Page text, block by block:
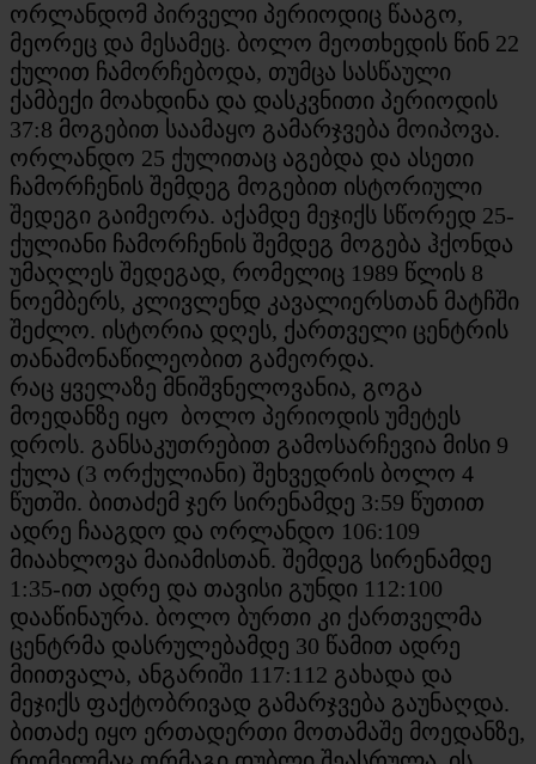
ორლანდომ პირველი პერიოდიც წააგო,
მეორეც და მესამეც. ბოლო მეოთხედის წინ 22
ქულით ჩამორჩებოდა, თუმცა სასწაული
ქამბექი მოახდინა და დასკვნითი პერიოდის
37:8 მოგებით საამაყო გამარჯვება მოიპოვა.
ორლანდო 25 ქულითაც აგებდა და ასეთი
ჩამორჩენის შემდეგ მოგებით ისტორიული
შედეგი გაიმეორა. აქამდე მეჯიქს სწორედ 25-
ქულიანი ჩამორჩენის შემდეგ მოგება ჰქონდა
უმაღლეს შედეგად, რომელიც 1989 წლის 8
ნოემბერს, კლივლენდ კავალიერსთან მატჩში
შეძლო. ისტორია დღეს, ქართველი ცენტრის
თანამონაწილეობით გამეორდა.
რაც ყველაზე მნიშვნელოვანია, გოგა
მოედანზე იყო ბოლო პერიოდის უმეტეს
დროს. განსაკუთრებით გამოსარჩევია მისი 9
ქულა (3 ორქულიანი) შეხვედრის ბოლო 4
წუთში. ბითაძემ ჯერ სირენამდე 3:59 წუთით
ადრე ჩააგდო და ორლანდო 106:109
მიაახლოვა მაიამისთან. შემდეგ სირენამდე
1:35-ით ადრე და თავისი გუნდი 112:100
დააწინაურა. ბოლო ბურთი კი ქართველმა
ცენტრმა დასრულებამდე 30 წამით ადრე
მიითვალა, ანგარიში 117:112 გახადა და
მეჯიქს ფაქტობრივად გამარჯვება გაუნაღდა.
ბითაძე იყო ერთადერთი მოთამაშე მოედანზე,